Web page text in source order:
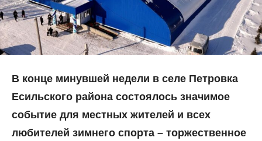
В конце минувшей недели в селе Петровка
Есильского района состоялось значимое
событие для местных жителей и всех
любителей зимнего спорта – торжественное